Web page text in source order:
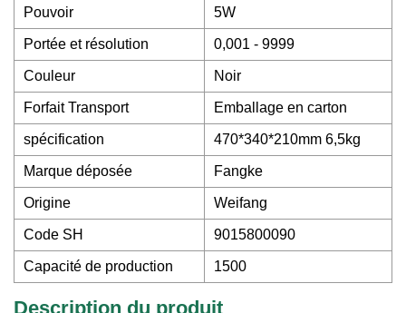
Pouvoir 5W
Portée et résolution 0,001 - 9999
Couleur Noir
Forfait Transport Emballage en carton
spécification 470*340*210mm 6,5kg
Marque déposée Fangke
Origine Weifang
Code SH 9015800090
Capacité de production 1500
Description du produit